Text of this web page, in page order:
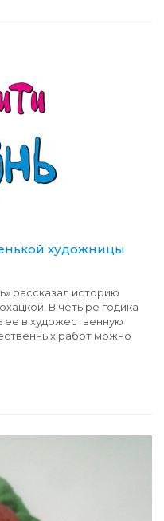
художницы
рассказал историю
В четыре годика
ее в художественную
работ можно